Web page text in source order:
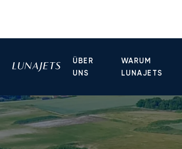
ÜBER
UNS
WARUM
LUNAJETS